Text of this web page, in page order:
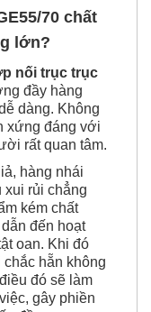
70 chất
lớn?
nối trục trục
đầy hàng
dàng. Không
xứng đáng với
rất quan tâm.
hàng nhái
rủi chẳng
kém chất
đến hoạt
oan. Khi đó
hẵn không
đó sẽ làm